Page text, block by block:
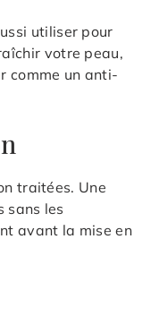
utiliser pour
votre peau,
comme un anti-
traitées. Une
sans les
avant la mise en